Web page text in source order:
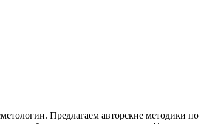
Предлагаем авторские методики